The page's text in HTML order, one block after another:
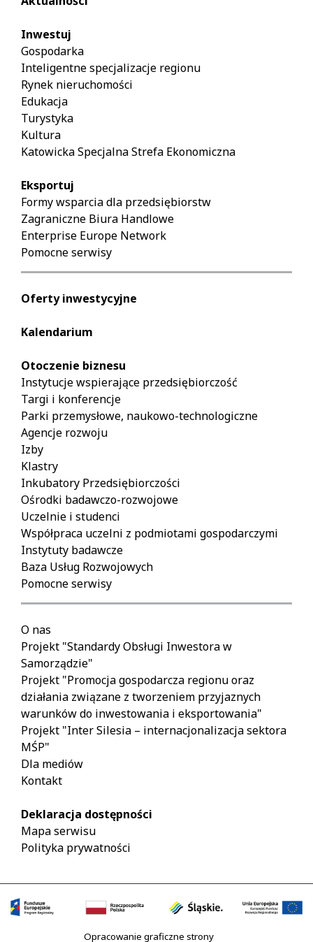
Inwestuj
Gospodarka
Inteligentne specjalizacje regionu
Rynek nieruchomości
Edukacja
Turystyka
Kultura
Katowicka Specjalna Strefa Ekonomiczna
Eksportuj
Formy wsparcia dla przedsiębiorstw
Zagraniczne Biura Handlowe
Enterprise Europe Network
Pomocne serwisy
Oferty inwestycyjne
Kalendarium
Otoczenie biznesu
Instytucje wspierające przedsiębiorczość
Targi i konferencje
Parki przemysłowe, naukowo-technologiczne
Agencje rozwoju
Izby
Klastry
Inkubatory Przedsiębiorczości
Ośrodki badawczo-rozwojowe
Uczelnie i studenci
Współpraca uczelni z podmiotami gospodarczymi
Instytuty badawcze
Baza Usług Rozwojowych
Pomocne serwisy
O nas
Projekt "Standardy Obsługi Inwestora w
Samorządzie"
Projekt "Promocja gospodarcza regionu oraz
działania związane z tworzeniem przyjaznych
warunków do inwestowania i eksportowania"
Projekt "Inter Silesia – internacjonalizacja sektora
MŚP"
Dla mediów
Kontakt
Deklaracja dostępności
Mapa serwisu
Polityka prywatności
Opracowanie graficzne strony